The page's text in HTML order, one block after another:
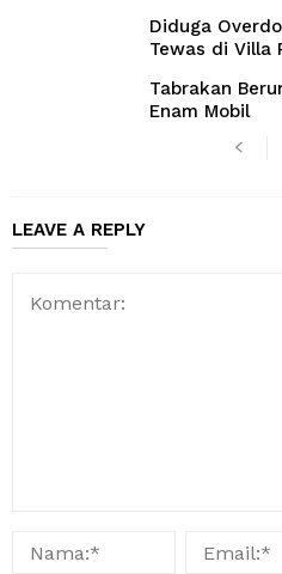
Diduga
Tewas di Villa
Tabrakan
Enam Mobil
LEAVE A REPLY